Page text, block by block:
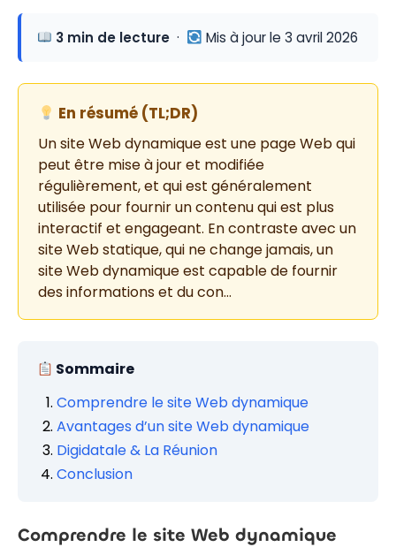
3 min de lecture · Mis à jour le 3 avril 2026
En résumé (TL;DR)
Un site Web dynamique est une page Web qui
peut être mise à jour et modifiée
régulièrement, et qui est généralement
utilisée pour fournir un contenu qui est plus
interactif et engageant. En contraste avec un
site Web statique, qui ne change jamais, un
site Web dynamique est capable de fournir
des informations et du con…
Sommaire
Comprendre le site Web dynamique
Avantages d’un site Web dynamique
Digidatale & La Réunion
Conclusion
Comprendre le site Web dynamique